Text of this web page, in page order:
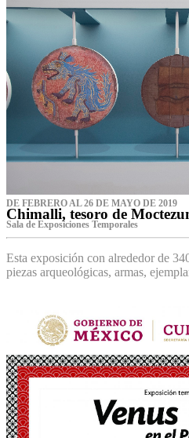
DE FEBRERO AL 26 DE MAYO DE 2019
Chimalli, tesoro de
Sala de Exposiciones Temporales
Esta exposición con alrededor de
piezas arqueológicas, armas,